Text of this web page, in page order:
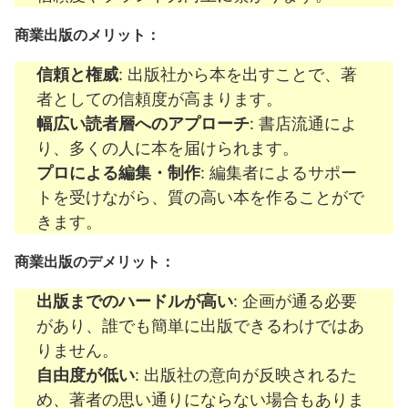
商業出版のメリット：
信頼と権威: 出版社から本を出すことで、著
者としての信頼度が高まります。
幅広い読者層へのアプローチ: 書店流通によ
り、多くの人に本を届けられます。
プロによる編集・制作: 編集者によるサポー
トを受けながら、質の高い本を作ることがで
きます。
商業出版のデメリット：
出版までのハードルが高い: 企画が通る必要
があり、誰でも簡単に出版できるわけではあ
りません。
自由度が低い: 出版社の意向が反映されるた
め、著者の思い通りにならない場合もありま